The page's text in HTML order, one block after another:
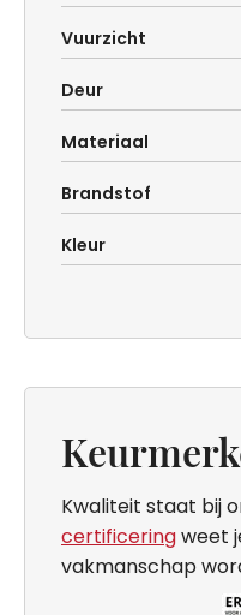
Vuurzicht
Deur
Materiaal
Brandstof
Kleur
Kwaliteit staat bij
certificeringweet
vakmanschap